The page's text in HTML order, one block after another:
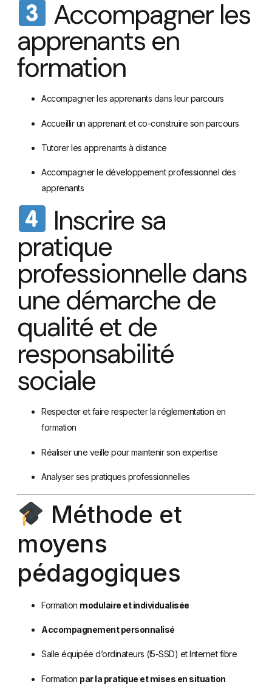
Accompagner les
apprenants en
formation
Accompagner les apprenants dans leur parcours
Accueillir un apprenant et co-construire son parcours
Tutorer les apprenants à distance
Accompagner le développement professionnel des
apprenants
Inscrire sa
pratique
professionnelle dans
une démarche de
qualité et de
responsabilité
sociale
Respecter et faire respecter la réglementation en
formation
Réaliser une veille pour maintenir son expertise
Analyser ses pratiques professionnelles
Méthode et
moyens
pédagogiques
Formation modulaire et individualisée
Accompagnement personnalisé
Salle équipée d’ordinateurs (I5-SSD) et Internet fibre
Formation par la pratique et mises en situation